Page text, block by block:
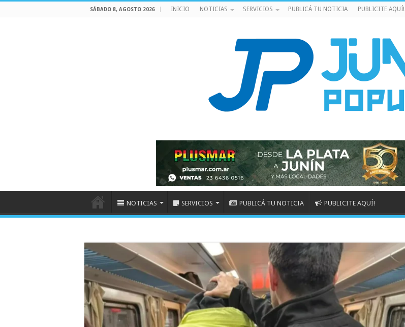
SÁBADO 8, AGOSTO 2026 INICIO NOTICIAS SERVICIOS PUBLICÁ TU NOTICIA PUBLICITE AQUÍ!
NOTICIAS SERVICIOS PUBLICÁ TU NOTICIA PUBLICITE AQUÍ!